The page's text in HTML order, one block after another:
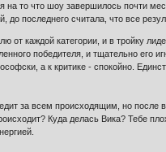
то что шоу завершилось почти
последнего считала, что все
от каждой категории, и в тройку
победителя, и тщательно его
а к критике - спокойно.
за всем происходящим, но
Куда делась Вика?